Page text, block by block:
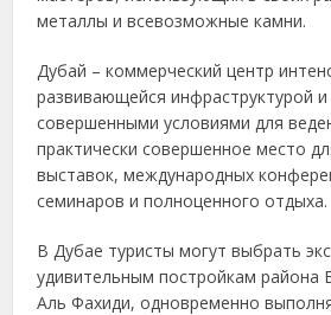
металлы и всевозможные камни.
Дубай – коммерческий центр
развивающейся инфраструктурой и
совершенными условиями для
практически совершенное место
выставок, международных
семинаров и полноценного отдыха.
В Дубае туристы могут выбрать
удивительным постройкам района
Аль Фахиди, одновременно